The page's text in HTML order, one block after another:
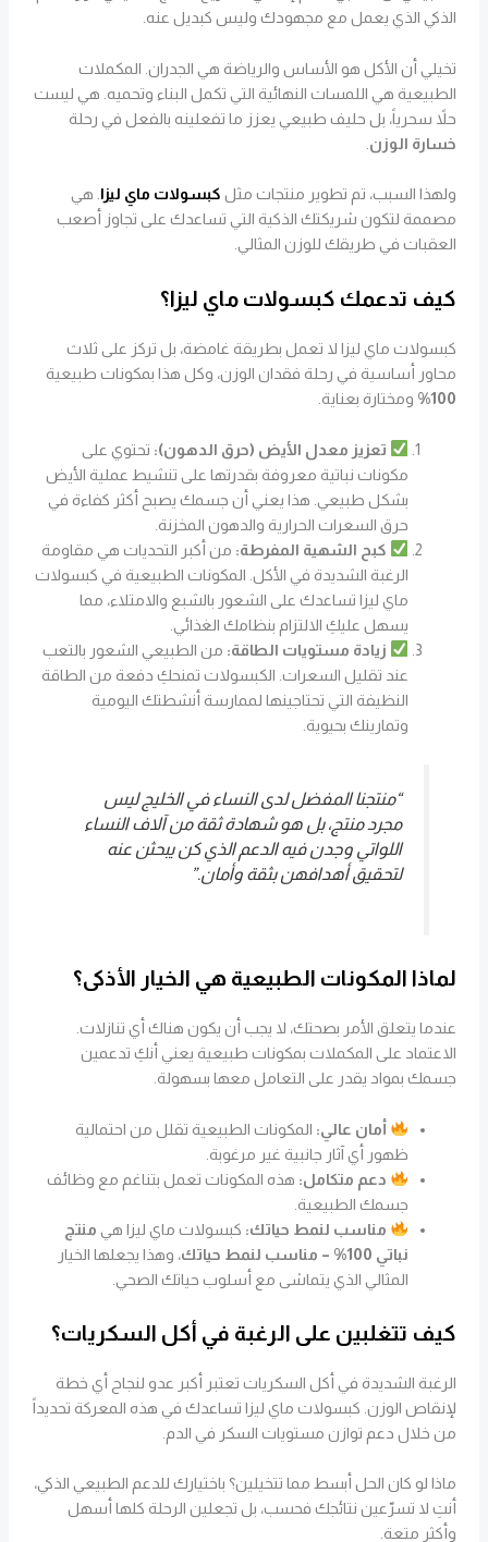
الذكي الذي يعمل مع مجهودك وليس كبديل عنه.
تخيلي أن الأكل هو الأساس والرياضة هي الجدران. المكملات
الطبيعية هي اللمسات النهائية التي تكمل البناء وتحميه. هي ليست
حلاً سحرياً، بل حليف طبيعي يعزز ما تفعلينه بالفعل في رحلة
خسارة الوزن
ولهذا السبب، تم تطوير منتجات مثل كبسولات ماي ليزا . هي
مصممة لتكون شريكتك الذكية التي تساعدك على تجاوز أصعب
العقبات في طريقك للوزن المثالي.
كيف تدعمك كبسولات ماي ليزا؟
كبسولات ماي ليزا لا تعمل بطريقة غامضة، بل تركز على ثلاث
محاور أساسية في رحلة فقدان الوزن، وكل هذا بمكونات طبيعية
100%
ومختارة بعناية.
تعزيز معدل الأيض (حرق الدهون): تحتوي على
مكونات نباتية معروفة بقدرتها على تنشيط عملية الأيض
بشكل طبيعي. هذا يعني أن جسمك يصبح أكثر كفاءة في
حرق السعرات الحرارية والدهون المخزنة.
كبح الشهية المفرطة: من أكبر التحديات هي مقاومة
الرغبة الشديدة في الأكل. المكونات الطبيعية في كبسولات
ماي ليزا تساعدك على الشعور بالشبع والامتلاء، مما
يسهل عليكِ الالتزام بنظامك الغذائي.
زيادة مستويات الطاقة: من الطبيعي الشعور بالتعب
عند تقليل السعرات. الكبسولات تمنحكِ دفعة من الطاقة
النظيفة التي تحتاجينها لممارسة أنشطتك اليومية
وتمارينك بحيوية.
“منتجنا المفضل لدى النساء في الخليج ليس
مجرد منتج، بل هو شهادة ثقة من آلاف النساء
اللواتي وجدن فيه الدعم الذي كن يبحثن عنه
لتحقيق أهدافهن بثقة وأمان.”
لماذا المكونات الطبيعية هي الخيار الأذكى؟
عندما يتعلق الأمر بصحتك، لا يجب أن يكون هناك أي تنازلات.
الاعتماد على المكملات بمكونات طبيعية يعني أنكِ تدعمين
جسمك بمواد يقدر على التعامل معها بسهولة.
أمان عالي: المكونات الطبيعية تقلل من احتمالية
ظهور أي آثار جانبية غير مرغوبة.
دعم متكامل: هذه المكونات تعمل بتناغم مع وظائف
جسمك الطبيعية.
مناسب لنمط حياتك: كبسولات ماي ليزا هي منتج
نباتي 100% – مناسب لنمط حياتك
، وهذا يجعلها الخيار
المثالي الذي يتماشى مع أسلوب حياتك الصحي.
كيف تتغلبين على الرغبة في أكل السكريات؟
الرغبة الشديدة في أكل السكريات تعتبر أكبر عدو لنجاح أي خطة
لإنقاص الوزن. كبسولات ماي ليزا تساعدك في هذه المعركة تحديداً
من خلال دعم توازن مستويات السكر في الدم.
ماذا لو كان الحل أبسط مما تتخيلين؟ باختيارك للدعم الطبيعي الذكي،
أنتِ لا تسرّعين نتائجك فحسب، بل تجعلين الرحلة كلها أسهل
وأكثر متعة.